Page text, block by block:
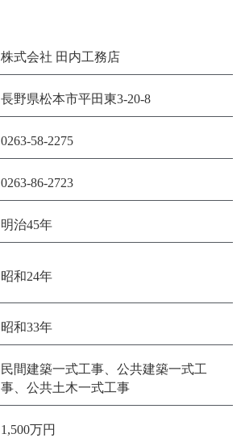
株式会社 田内工務店
長野県松本市平田東3-20-8
0263-58-2275
0263-86-2723
明治45年
昭和24年
昭和33年
民間建築一式工事、公共建築一式工
事、公共土木一式工事
1,500万円